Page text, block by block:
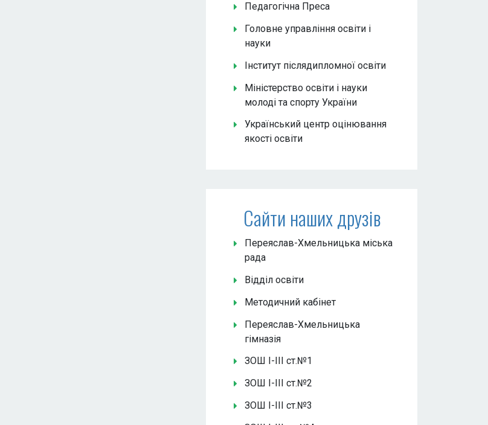
Педагогічна Преса
Головне управління освіти і
науки
Інститут післядипломної освіти
Міністерство освіти і науки
молоді та спорту України
Український центр оцінювання
якості освіти
Сайти наших друзів
Переяслав-Хмельницька міська
рада
Відділ освіти
Методичний кабінет
Переяслав-Хмельницька
гімназія
ЗОШ І-ІІІ ст.№1
ЗОШ І-ІІІ ст.№2
ЗОШ І-ІІІ ст.№3